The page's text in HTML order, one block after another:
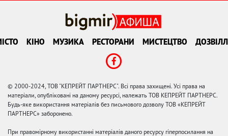
КІНО МУЗИКА РЕСТОРАНИ МИСТЕЦТВО
© 2000-2024, ТОВ "КЕПРЕЙТ ПАРТНЕРС". Всі права захищені. Усі права на
матеріали, опубліковані на даному ресурсі, належать ТОВ КЕПРЕЙТ ПАРТНЕРС.
Будь-яке використання матеріалів без письмового дозволу ТОВ «КЕПРЕЙТ
ПАРТНЕРС» заборонено.
При правомірному використанні матеріалів даного ресурсу гіперпосилання на